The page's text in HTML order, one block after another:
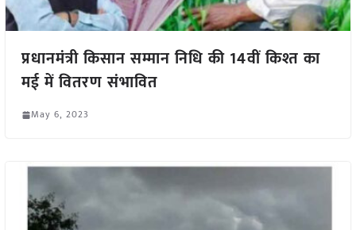
प्रधानमंत्री किसान सम्मान निधि की 14वीं किश्त का
मई में वितरण संभावित
May 6, 2023